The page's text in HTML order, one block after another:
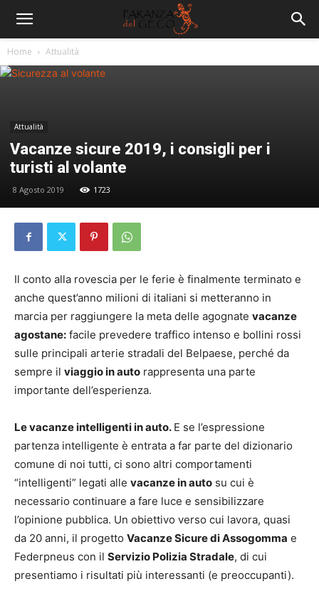
Home Attualità
Attualità
Vacanze sicure 2019, i consigli per i
turisti al volante
8 Agosto 2019 1723
Il conto alla rovescia per le ferie è finalmente terminato e
anche quest’anno milioni di italiani si metteranno in
marcia per raggiungere la meta delle agognate vacanze
agostane: facile prevedere traffico intenso e bollini rossi
sulle principali arterie stradali del Belpaese, perché da
sempre il viaggio in auto rappresenta una parte
importante dell’esperienza.
Le vacanze intelligenti in auto. E se l’espressione
partenza intelligente è entrata a far parte del dizionario
comune di noi tutti, ci sono altri comportamenti
“intelligenti” legati alle vacanze in auto su cui è
necessario continuare a fare luce e sensibilizzare
l’opinione pubblica. Un obiettivo verso cui lavora, quasi
da 20 anni, il progetto Vacanze Sicure di Assogomma e
Federpneus con il Servizio Polizia Stradale, di cui
presentiamo i risultati più interessanti (e preoccupanti).